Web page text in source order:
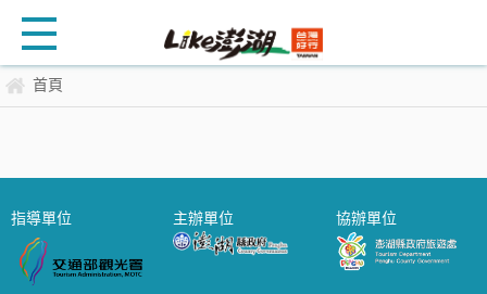
首頁
指導單位 主辦單位 協辦單位